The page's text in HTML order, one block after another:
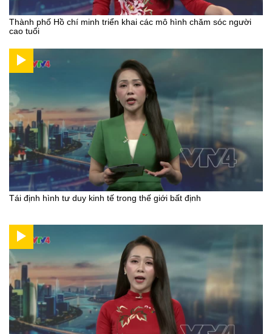
Thành phố Hồ chí minh triển khai các mô hình chăm sóc người
cao tuổi
Tái định hình tư duy kinh tế trong thế giới bất định